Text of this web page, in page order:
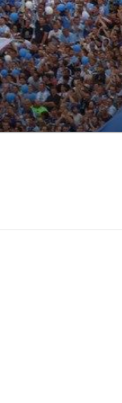
Zum
Inhalt
springen